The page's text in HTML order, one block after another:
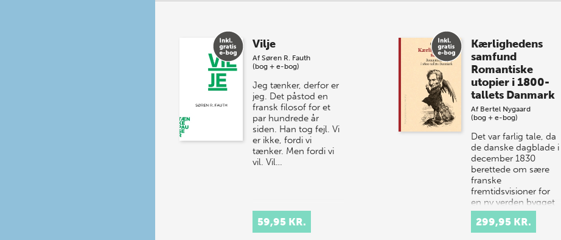
Vilje
Af Søren R. Fauth
(bog + e-bog)
Jeg tænker, derfor er
jeg. Det påstod en
fransk filosof for et
par hundrede år
siden. Han tog fejl. Vi
er ikke, fordi vi
tænker. Men fordi vi
vil. Vil…
59,95 KR.
Kærlighedens
samfund
Romantiske
utopier i 1800-
tallets Danmark
Af Bertel Nygaard
(bog + e-bog)
Det var farlig tale, da
de danske dagblade i
december 1830
berettede om sære
franske
fremtidsvisioner for
en ny verden bygget
på kærlighed,
harmoni og…
299,95 KR.